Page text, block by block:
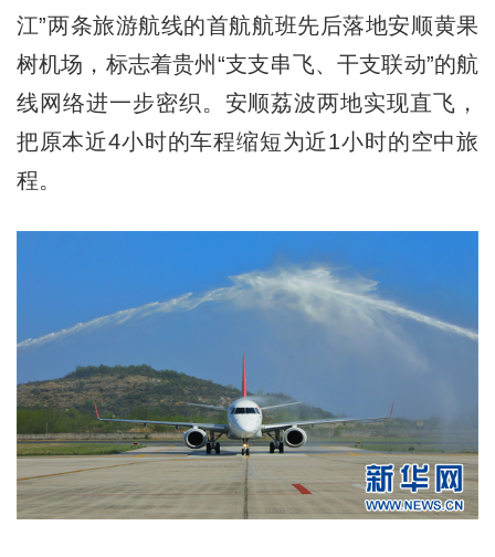
江”两条旅游航线的首航航班先后落地安顺黄果
树机场，标志着贵州“支支串飞、干支联动”的航
线网络进一步密织。安顺荔波两地实现直飞，
把原本近4小时的车程缩短为近1小时的空中旅
程。